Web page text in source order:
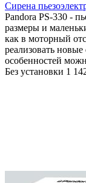
Сирена
Pandora PS-330 -
размеры и
как в моторный
реализовать
особенностей
Без установки 1